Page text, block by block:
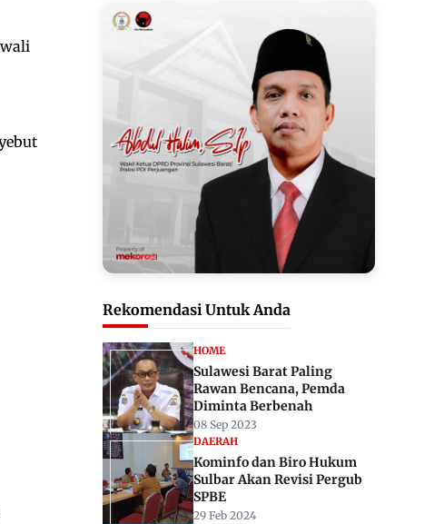
Rekomendasi Untuk Anda
HOME
Sulawesi Barat Paling
Rawan Bencana, Pemda
Diminta Berbenah
08 Sep 2023
DAERAH
Kominfo dan Biro Hukum
Sulbar Akan Revisi Pergub
SPBE
29 Feb 2024